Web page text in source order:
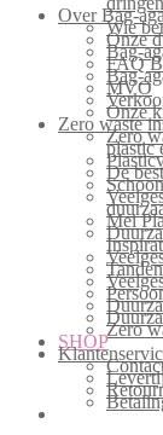
Over Bag-
Wie
Onze
Bag-
FAQ
Bag-
MVO
Onze
Zero waste
Zero
plastic
De
Mei
Zero
SHOP